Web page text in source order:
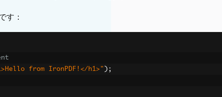
す：
from IronPDF!</h1>" );